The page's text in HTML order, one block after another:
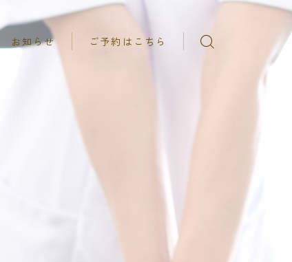
お知らせ ご予約はこちら